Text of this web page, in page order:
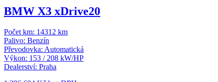
BMW X3 xDrive20
Počet km: 14312 km
Palivo: Benzín
Převodovka: Automatická
Výkon: 153 / 208 kW/HP
Dealerství: Praha